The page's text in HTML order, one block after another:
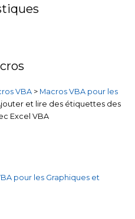
VBA > Macros VBA pour les
et lire des étiquettes des
Excel VBA
pour les Graphiques et